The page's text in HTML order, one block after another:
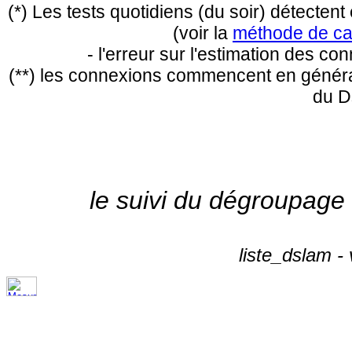
(*) Les tests quotidiens (du soir)
(voir la méthode de
- l'erreur sur l'estimation des
(**) les connexions commencent en
du
le suivi du
liste_dslam -